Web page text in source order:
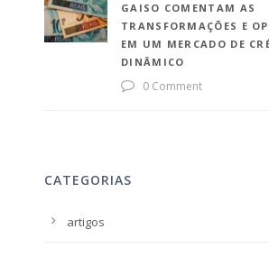
GAISO COMENTAM AS
TRANSFORMAÇÕES E
EM UM MERCADO DE
DINÂMICO
0 Comment
CATEGORIAS
artigos